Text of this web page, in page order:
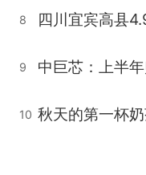
8 四川宜宾高县
9
10 秋天的第一杯